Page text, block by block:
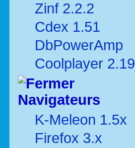
Zinf 2.2.2
Cdex 1.51
DbPowerAmp
Coolplayer 2.19
Navigateurs
K-Meleon 1.5x
Firefox 3.x